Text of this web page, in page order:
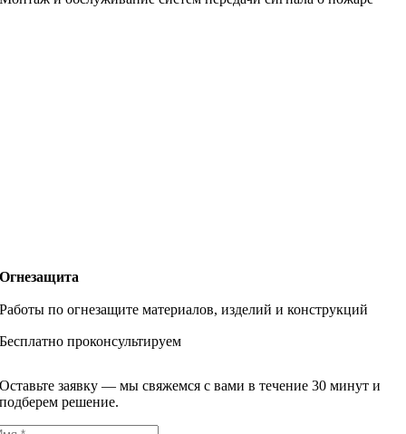
Огнезащита
Работы по огнезащите материалов, изделий и конструкций
Бесплатно проконсультируем
Оставьте заявку — мы свяжемся с вами в течение 30 минут и
подберем решение.